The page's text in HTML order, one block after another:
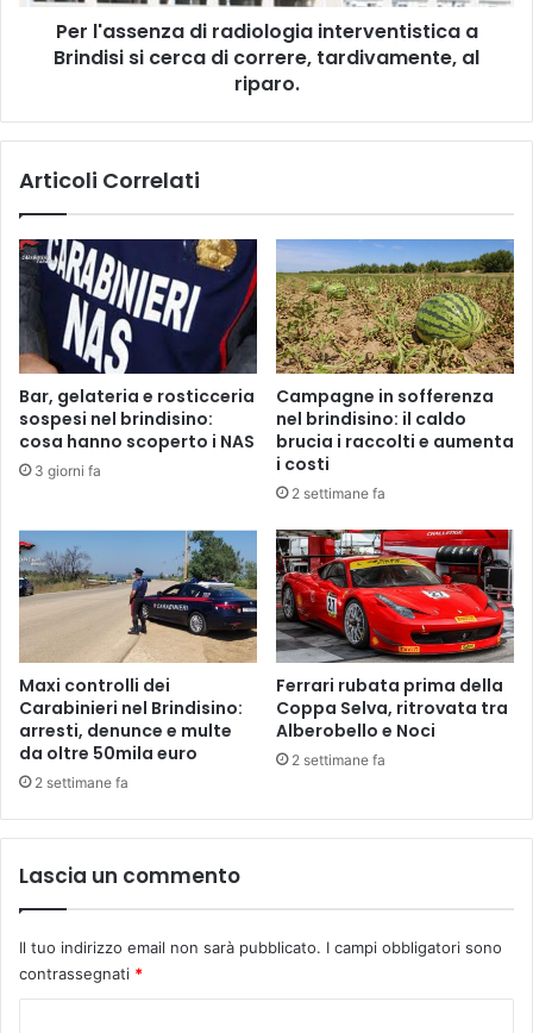
correre,
riparo.
Per l'assenza di radiologia interventistica a
Brindisi si cerca di correre, tardivamente, al
riparo.
Articoli Correlati
Bar, gelateria e rosticceria
sospesi nel brindisino:
cosa hanno scoperto i NAS
3 giorni fa
Campagne in sofferenza
nel brindisino: il caldo
brucia i raccolti e aumenta
i costi
2 settimane fa
Maxi controlli dei
Carabinieri nel Brindisino:
arresti, denunce e multe
da oltre 50mila euro
2 settimane fa
Ferrari rubata prima della
Coppa Selva, ritrovata tra
Alberobello e Noci
2 settimane fa
Lascia un commento
Il tuo indirizzo email non sarà pubblicato. I campi obbligatori sono
contrassegnati *